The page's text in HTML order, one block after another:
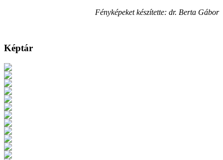
Fényképeket készítette: dr. Berta Gábor
Képtár